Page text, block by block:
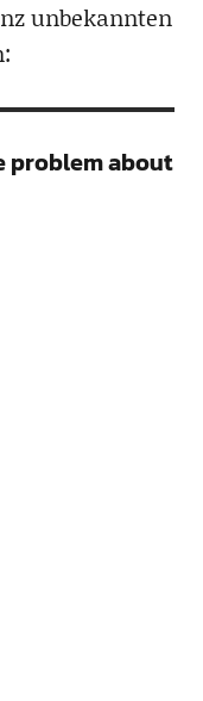
unbekannten
problem about